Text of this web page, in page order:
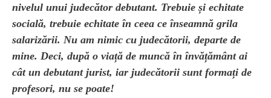
nivelul unui judecător debutant. Trebuie și echitate
socială, trebuie echitate în ceea ce înseamnă grila
salarizării. Nu am nimic cu judecătorii, departe de
mine. Deci, după o viață de muncă în învățământ ai
cât un debutant jurist, iar judecătorii sunt formați de
profesori, nu se poate!